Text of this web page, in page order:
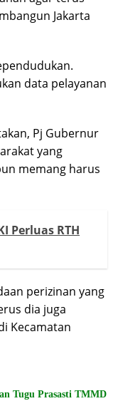
Jakarta
data pelayanan
Pj Gubernur
yang
memang harus
Perluas RTH
perizinan yang
dia juga
Kecamatan
Tugu Prasasti TMMD